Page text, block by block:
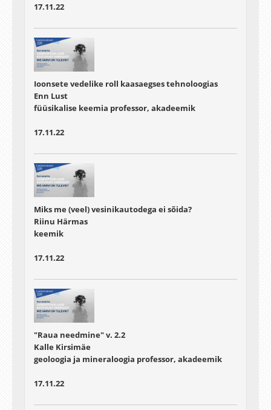
17.11.22
Ioonsete vedelike roll kaasaegses tehnoloogias
Enn Lust
füüsikalise keemia professor, akadeemik
17.11.22
Miks me (veel) vesinikautodega ei sõida?
Riinu Härmas
keemik
17.11.22
"Raua needmine" v. 2.2
Kalle Kirsimäe
geoloogia ja mineraloogia professor, akadeemik
17.11.22